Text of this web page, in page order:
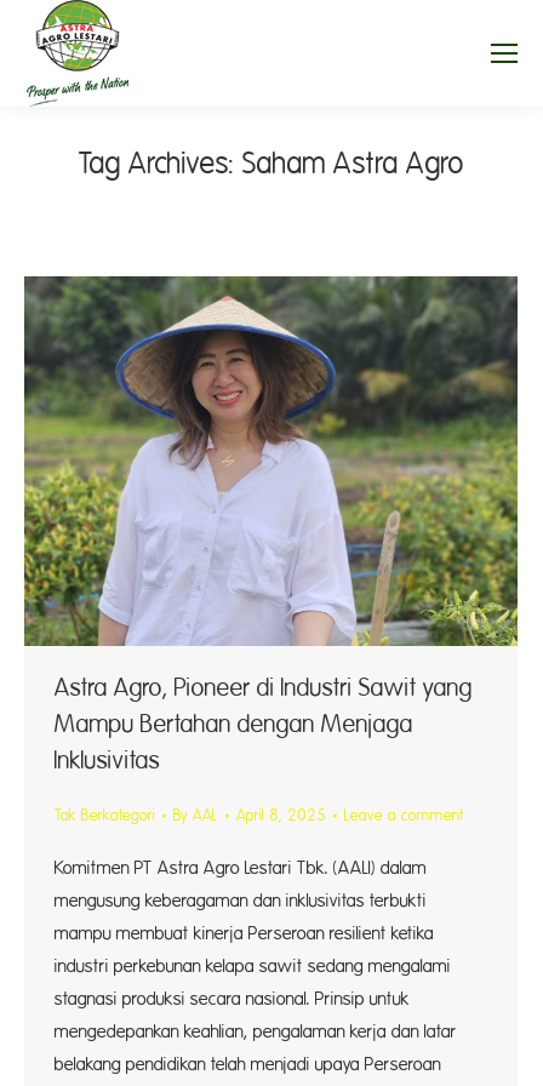
Tag Archives: Saham Astra Agro
Astra Agro, Pioneer di Industri Sawit yang
Mampu Bertahan dengan Menjaga
Inklusivitas
Tak Berkategori By AAL April 8, 2025 Leave a comment
Komitmen PT Astra Agro Lestari Tbk. (AALI) dalam
mengusung keberagaman dan inklusivitas terbukti
mampu membuat kinerja Perseroan resilient ketika
industri perkebunan kelapa sawit sedang mengalami
stagnasi produksi secara nasional. Prinsip untuk
mengedepankan keahlian, pengalaman kerja dan latar
belakang pendidikan telah menjadi upaya Perseroan